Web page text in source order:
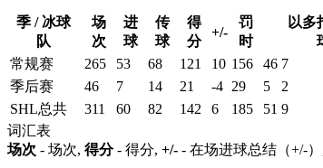
季 / 冰球
队
场
次
进
球
传
球
得
分
+/-
罚
时
以多
常规赛 265 53 68 121 10 156 46 7
季后赛
46 7 14 21 -4 29 5 2
SHL总共
311 60 82 142 6 185 51 9
词汇表
场次 - 场次, 得分- 得分, +/- - 在场进球总结（+/-